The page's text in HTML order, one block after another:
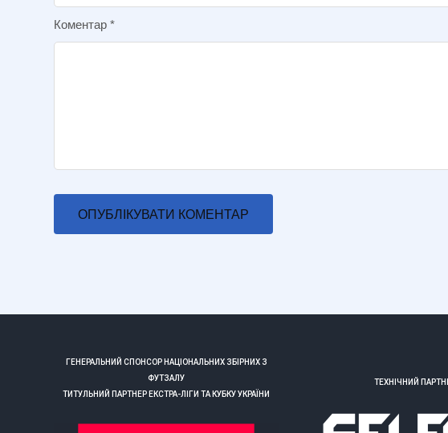
Коментар *
ГЕНЕРАЛЬНИЙ СПОНСОР НАЦІОНАЛЬНИХ ЗБІРНИХ З
ФУТЗАЛУ
ТИТУЛЬНИЙ ПАРТНЕР ЕКСТРА-ЛІГИ ТА КУБКУ УКРАЇНИ
ТЕХНІЧНИЙ